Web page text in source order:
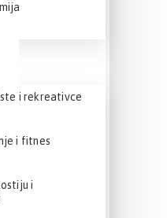
i rekreativce
i fitnes
i